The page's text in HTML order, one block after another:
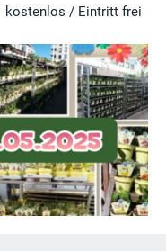
kostenlos / Eintritt frei